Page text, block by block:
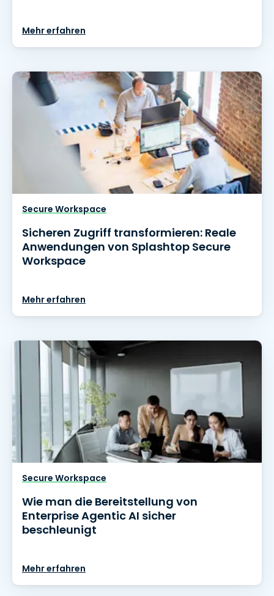
Mehr erfahren
Secure Workspace
Sicheren Zugriff transformieren: Reale
Anwendungen von Splashtop Secure
Workspace
Mehr erfahren
Secure Workspace
Wie man die Bereitstellung von
Enterprise Agentic AI sicher
beschleunigt
Mehr erfahren